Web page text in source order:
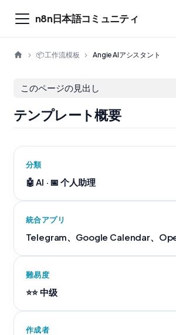
n8n日本語コミュニティ
📦 工作流模板 Angie AIアシスタント
このページの見出し
テンプレート概要
分類
🤖 AI · 📅 个人助理
統合アプリ
Telegram、Google Calendar、
難易度
⭐⭐ 中级
作成者